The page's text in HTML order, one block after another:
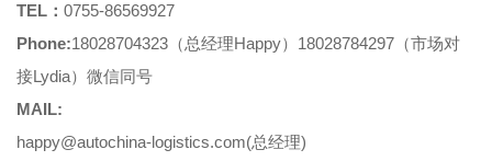
TEL： 0755-86569927
Phone:18028704323（总经理Happy）18028784297（市场对
接Lydia）微信同号
MAIL:
happy@autochina-logistics.com(总经理)